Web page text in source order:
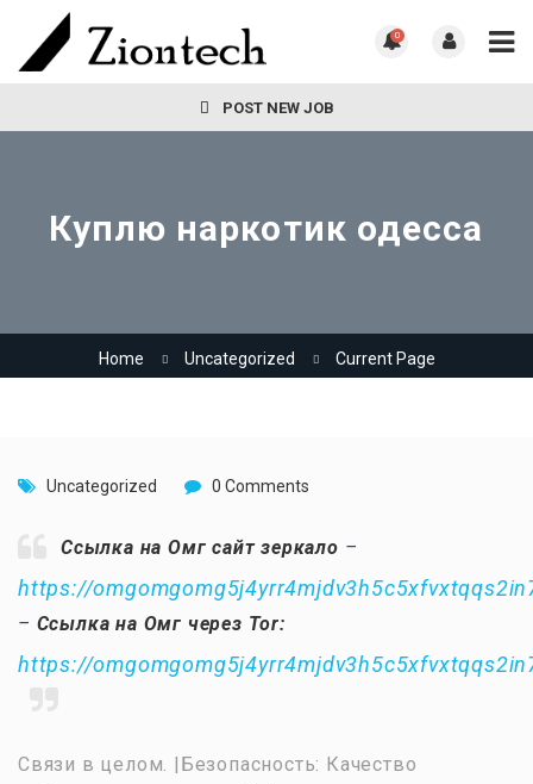
0
POST NEW JOB
Куплю наркотик одесса
Home Uncategorized Current Page
Uncategorized 0 Comments
Ссылка на Омг сайт зеркало –
https://
– Ссылка на Омг через Tor:
https://
Связи в целом. |Безопасность: Качество